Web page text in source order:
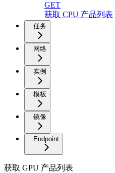
GET
获取 CPU 产品列表
任务
网络
实例
模板
镜像
Endpoint
获取 GPU 产品列表